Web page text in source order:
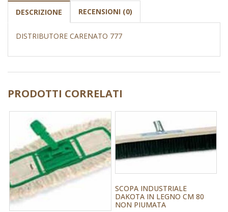
DESCRIZIONE RECENSIONI (0)
DISTRIBUTORE CARENATO 777
PRODOTTI CORRELATI
SCOPA INDUSTRIALE
DAKOTA IN LEGNO CM 80
NON PIUMATA